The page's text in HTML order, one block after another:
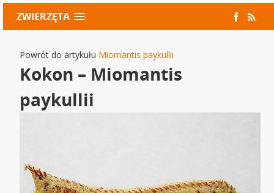
ZWIERZĘTA
Powrót do artykułu Miomantis paykullii
Kokon – Miomantis
paykullii